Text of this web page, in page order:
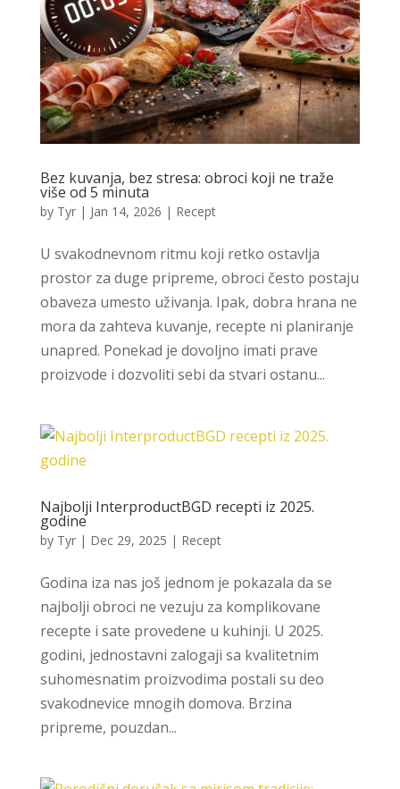
Bez kuvanja, bez stresa: obroci koji ne traže
više od 5 minuta
by Tyr| Jan 14, 2026 | Recept
U svakodnevnom ritmu koji retko ostavlja
prostor za duge pripreme, obroci često postaju
obaveza umesto uživanja. Ipak, dobra hrana ne
mora da zahteva kuvanje, recepte ni planiranje
unapred. Ponekad je dovoljno imati prave
proizvode i dozvoliti sebi da stvari ostanu...
Najbolji InterproductBGD recepti iz 2025.
godine
by Tyr| Dec 29, 2025 | Recept
Godina iza nas još jednom je pokazala da se
najbolji obroci ne vezuju za komplikovane
recepte i sate provedene u kuhinji. U 2025.
godini, jednostavni zalogaji sa kvalitetnim
suhomesnatim proizvodima postali su deo
svakodnevice mnogih domova. Brzina
pripreme, pouzdan...